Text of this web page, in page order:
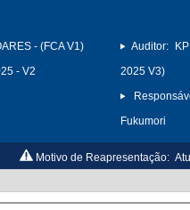
- (FCA V1)
- V2
Auditor:
2025 V3)
Fukumori
Motivo de Reapresentação: